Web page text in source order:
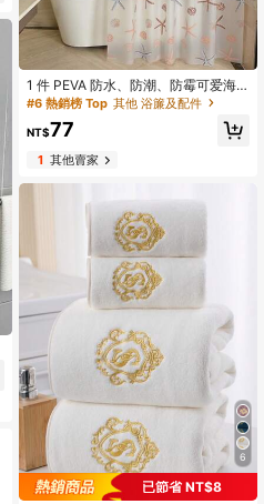
1 件 PEVA 防水、防潮、防霉可爱海
星图案浴帘带金属挂钩（80*180cm/
150*180cm/180*180cm/180*200c
m/200*200cm），附带 12 个浴帘环
#6 熱銷榜 Top 其他 浴簾及配件
NT$77
1其他賣家
6
已節省 NT$8
#3 熱銷榜 Top 在 白色 浴巾
回購率高的顧客